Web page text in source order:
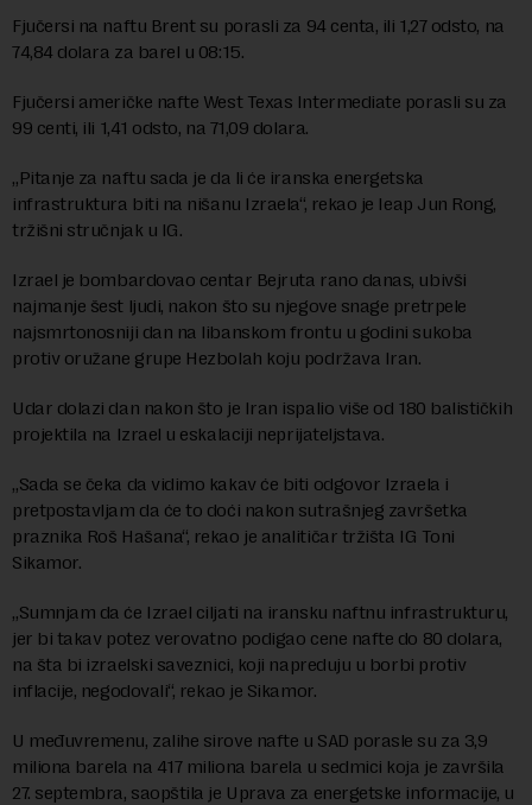
Fjučersi na naftu Brent su porasli za 94 centa, ili 1,27 odsto, na
74,84 dolara za barel u 08:15.
Fjučersi američke nafte West Texas Intermediate porasli su za
99 centi, ili 1,41 odsto, na 71,09 dolara.
„Pitanje za naftu sada je da li će iranska energetska
infrastruktura biti na nišanu Izraela“, rekao je Ieap Jun Rong,
tržišni stručnjak u IG.
Izrael je bombardovao centar Bejruta rano danas, ubivši
najmanje šest ljudi, nakon što su njegove snage pretrpele
najsmrtonosniji dan na libanskom frontu u godini sukoba
protiv oružane grupe Hezbolah koju podržava Iran.
Udar dolazi dan nakon što je Iran ispalio više od 180 balističkih
projektila na Izrael u eskalaciji neprijateljstava.
„Sada se čeka da vidimo kakav će biti odgovor Izraela i
pretpostavljam da će to doći nakon sutrašnjeg završetka
praznika Roš Hašana“, rekao je analitičar tržišta IG Toni
Sikamor.
„Sumnjam da će Izrael ciljati na iransku naftnu infrastrukturu,
jer bi takav potez verovatno podigao cene nafte do 80 dolara,
na šta bi izraelski saveznici, koji napreduju u borbi protiv
inflacije, negodovali“, rekao je Sikamor.
U međuvremenu, zalihe sirove nafte u SAD porasle su za 3,9
miliona barela na 417 miliona barela u sedmici koja je završila
27. septembra, saopštila je Uprava za energetske informacije, u